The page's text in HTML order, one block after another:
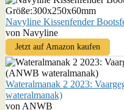
Navyline Kissenfender
von Navyline
Jetzt auf Amazon kaufen
Wateralmanak 2 2023:
wateralmanak)
von ANWB